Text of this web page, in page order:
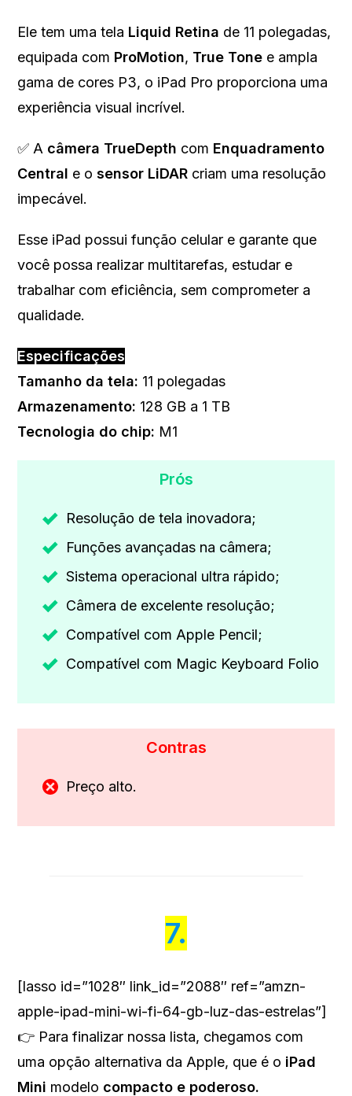
Ele tem uma tela Liquid Retina de 11 polegadas,
equipada com ProMotion, True Tone e ampla
gama de cores P3, o iPad Pro proporciona uma
experiência visual incrível.
✅ A câmera TrueDepth com Enquadramento
Central e osensor LiDAR criam uma resolução
impecável.
Esse iPad possui função celular e garante que
você possa realizar multitarefas, estudar e
trabalhar com eficiência, sem comprometer a
qualidade.
Especificações
Tamanho da tela: 11 polegadas
Armazenamento: 128 GB a 1 TB
Tecnologia do chip: ‎M1
Prós
Resolução de tela inovadora;
Funções avançadas na câmera;
Sistema operacional ultra rápido;
Câmera de excelente resolução;
Compatível com Apple Pencil;
Compatível com Magic Keyboard Folio
Contras
Preço alto.
7.
[lasso id=”1028″ link_id=”2088″ ref=”amzn-
apple-ipad-mini-wi-fi-64-gb-luz-das-estrelas”]
👉 Para finalizar nossa lista, chegamos com
uma opção alternativa da Apple, que é o iPad
Mini modelo compacto e poderoso.